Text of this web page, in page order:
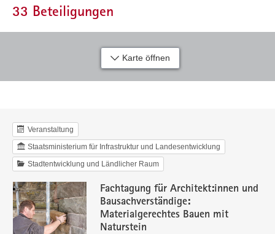
33 Beteiligungen
Karte öffnen
Veranstaltung
Staatsministerium für Infrastruktur und Landesentwicklung
Stadtentwicklung und Ländlicher Raum
Fachtagung für Architekt:innen und
Bausachverständige:
Materialgerechtes Bauen mit
Naturstein